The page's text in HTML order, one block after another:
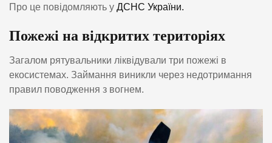
Про це повідомляють у ДСНС України.
Пожежі на відкритих територіях
Загалом рятувальники ліквідували три пожежі в
екосистемах. Займання виникли через недотримання
правил поводження з вогнем.